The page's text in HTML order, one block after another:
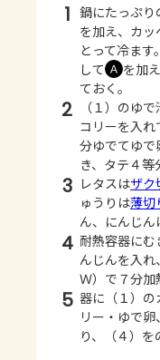
1 鍋にたっぷり
を加え、カ
とって冷ま
して Ａ を加
ておく。
2
（１）のゆ
コリーを入れ
分ゆでてゆで
き、タテ４等
3 レタスはザク
ゅうりは薄切
ん、にんじん
4 耐熱容器にむ
んじんを入
Ｗ）で７分加
5 器に（１）
リー・ゆで
り、（４）を